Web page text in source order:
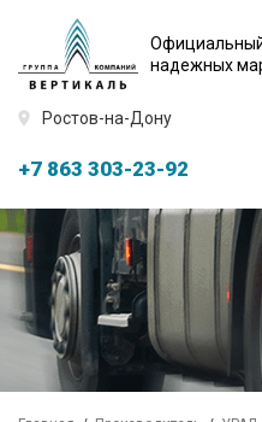
надежных
Ростов-на-Дону
+7 863 303-23-92